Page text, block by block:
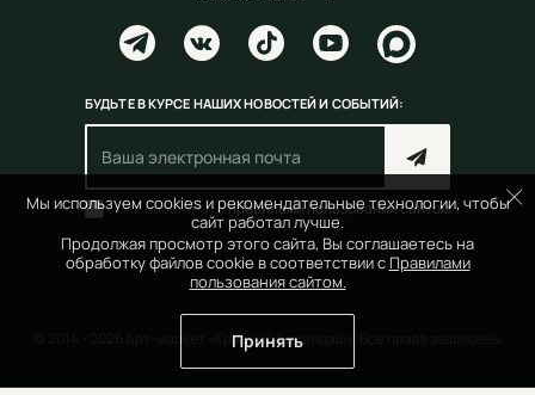
Мы используем cookies и рекомендательные технологии, чтобы
сайт работал лучше.
Продолжая просмотр этого сайта, Вы соглашаетесь на
обработку файлов cookie в соответствии с Правилами
пользования сайтом.
Принять
БУДЬТЕ В КУРСЕ НАШИХ НОВОСТЕЙ И СОБЫТИЙ:
Согласен(на) справилами пользования сайтом
© 2014 - 2026 Арт-маркет «Красный Карандаш». Все права защищены